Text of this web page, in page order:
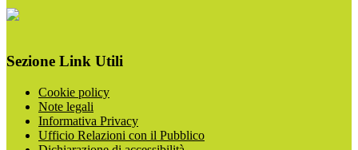
Sezione Link Utili
Cookie policy
Note legali
Informativa Privacy
Ufficio Relazioni con il Pubblico